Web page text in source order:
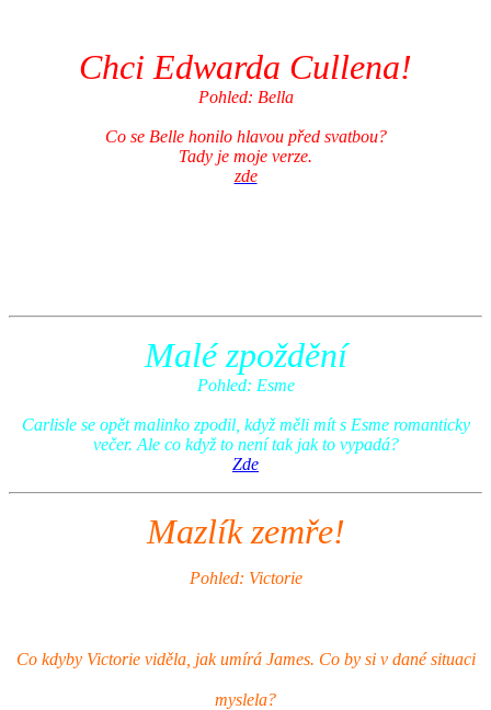
Chci Edwarda Cullena!
Pohled: Bella
Co se Belle honilo hlavou před svatbou?
Tady je moje verze.
zde
Malé zpoždění
Pohled: Esme
Carlisle se opět malinko zpodil, když měli mít s Esme romanticky
večer. Ale co když to není tak jak to vypadá?
Zde
Mazlík zemře!
Pohled: Victorie
Co kdyby Victorie viděla, jak umírá James. Co by si v dané situaci
myslela?